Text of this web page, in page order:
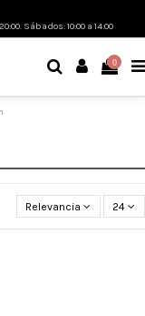
Sábados: 10:00 a 14:00
0
Relevancia 24